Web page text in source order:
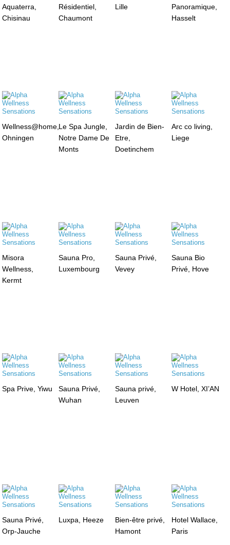
Aquaterra,
Chisinau
Résidentiel,
Chaumont
Lille
Panoramique,
Hasselt
Wellness@home,
Ohningen
Le Spa Jungle,
Notre Dame De
Monts
Jardin de Bien-
Etre,
Doetinchem
Arc co living,
Liege
Misora
Wellness,
Kermt
Sauna Pro,
Luxembourg
Sauna Privé,
Vevey
Sauna Bio
Privé, Hove
Spa Prive, Yiwu
Sauna Privé,
Wuhan
Sauna privé,
Leuven
W Hotel, XI’AN
Sauna Privé,
Orp-Jauche
Luxpa, Heeze
Bien-être privé,
Hamont
Hotel Wallace,
Paris